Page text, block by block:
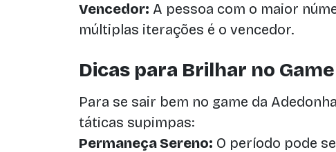
Vencedor: A pessoa com o maior
múltiplas iterações é o vencedor.
Dicas para Brilhar no
Para se sair bem no game da
táticas supimpas:
Permaneça Sereno: O período pode